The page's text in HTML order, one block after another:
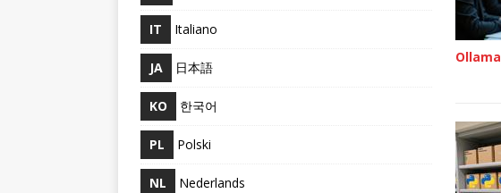
Ollama
IT Italiano
JA 日本語
KO 한국어
PL Polski
NL Nederlands